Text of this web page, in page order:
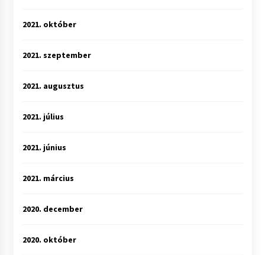
2021. október
2021. szeptember
2021. augusztus
2021. július
2021. június
2021. március
2020. december
2020. október